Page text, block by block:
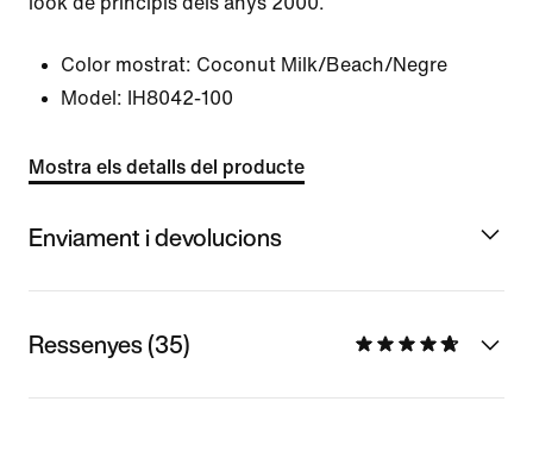
Color mostrat: Coconut Milk/Beach/Negre
Model:
IH8042-100
Mostra els detalls del producte
Enviament i devolucions
Ressenyes (35)